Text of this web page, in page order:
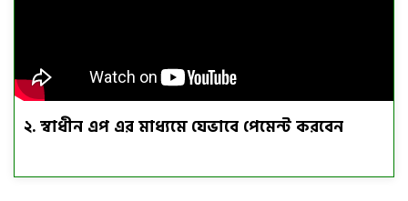
২. স্বাধীন এপ এর মাধ্যমে যেভাবে পেমেন্ট করবেন